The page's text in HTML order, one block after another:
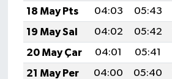
18 May Pts 04:03 05:43
19 May Sal
04:02 05:42
20 May Çar
04:01 05:41
21 May Per
04:00 05:40